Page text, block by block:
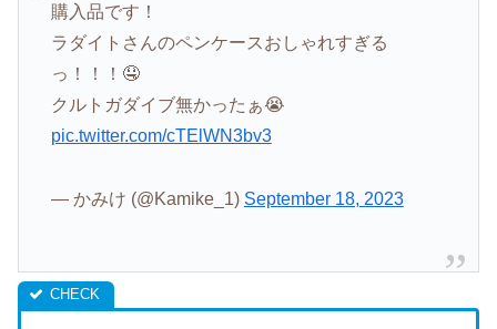
購入品です！
ラダイトさんのペンケースおしゃれすぎる
っ！！！🤤
クルトガダイブ無かったぁ😭
pic.twitter.com/cTElWN3bv3
— かみけ (@Kamike_1) September 18, 2023